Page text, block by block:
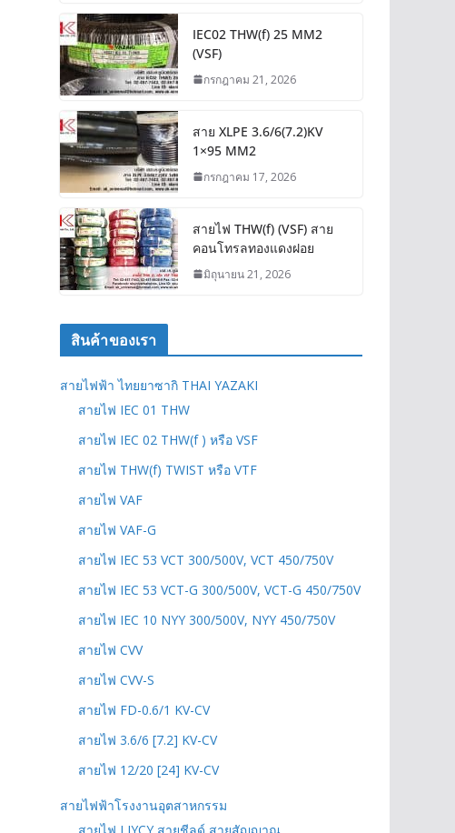
IEC02 THW(f) 25 MM2
(VSF)
กรกฎาคม 21, 2026
สาย XLPE 3.6/6(7.2)KV
1×95 MM2
กรกฎาคม 17, 2026
สายไฟ THW(f) (VSF) สาย
คอนโทรลทองแดงฝอย
มิถุนายน 21, 2026
สินค้าของเรา
สายไฟฟ้า ไทยยาซากิ THAI YAZAKI
สายไฟ IEC 01 THW
สายไฟ IEC 02 THW(f ) หรือ VSF
สายไฟ THW(f) TWIST หรือ VTF
สายไฟ VAF
สายไฟ VAF-G
สายไฟ IEC 53 VCT 300/500V, VCT 450/750V
สายไฟ IEC 53 VCT-G 300/500V, VCT-G 450/750V
สายไฟ IEC 10 NYY 300/500V, NYY 450/750V
สายไฟ CVV
สายไฟ CVV-S
สายไฟ FD-0.6/1 KV-CV
สายไฟ 3.6/6 [7.2] KV-CV
สายไฟ 12/20 [24] KV-CV
สายไฟฟ้าโรงงานอุตสาหกรรม
สายไฟ LIYCY สายชีลด์ สายสัญญาณ